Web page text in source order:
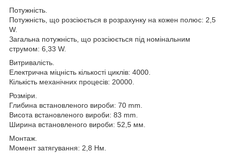
Потужність.
Потужність, що розсіюється в розрахунку на кожен полюс: 2,5
W.
Загальна потужність, що розсіюється під номінальним
струмом: 6,33 W.
Витривалість.
Електрична міцність кількості циклів: 4000.
Кількість механічних процесів: 20000.
Розміри.
Глибина встановленого вироби: 70 mm.
Висота встановленого вироби: 83 mm.
Ширина встановленого вироби: 52,5 мм.
Монтаж.
Момент затягування: 2,8 Нм.